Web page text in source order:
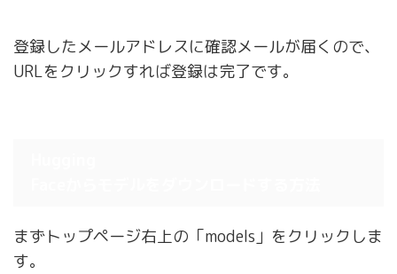
登録したメールアドレスに確認メールが届くので、
URLをクリックすれば登録は完了です。
まずトップページ右上の「models」をクリックしま
す。